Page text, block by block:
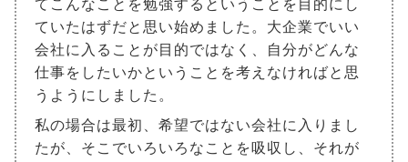
てこんなことを勉強するということを目的にし
ていたはずだと思い始めました。大企業でいい
会社に入ることが目的ではなく、自分がどんな
仕事をしたいかということを考えなければと思
うようにしました。
私の場合は最初、希望ではない会社に入りまし
たが、そこでいろいろなことを吸収し、それが